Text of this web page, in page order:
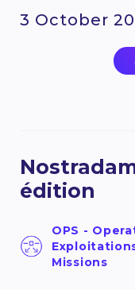
3 October
édition
OPS -
Missions